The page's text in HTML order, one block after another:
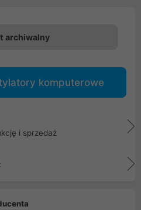
archiwalny
komputerowe
i sprzedaż